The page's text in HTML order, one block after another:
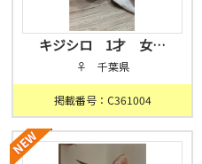
キジシロ 1才 女…
♀ 千葉県
掲載番号：C361004